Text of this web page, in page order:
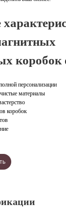
коробок
персонализации
материалы
коробок